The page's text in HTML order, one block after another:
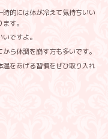
的には体が冷えて気持ちいい
す。
ですよ。
ら体調を崩す方も多いです。
をあげる習慣をぜひ取り入れ